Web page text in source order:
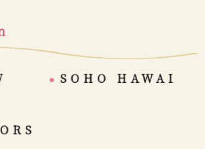
SOHO HAWAI